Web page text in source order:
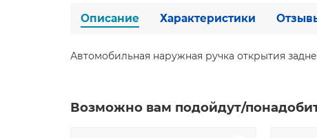
Описание Характеристики
Автомобильная наружная ручка открытия
Возможно вам подойдут/